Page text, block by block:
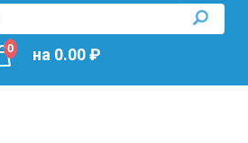
0 на 0.00₽